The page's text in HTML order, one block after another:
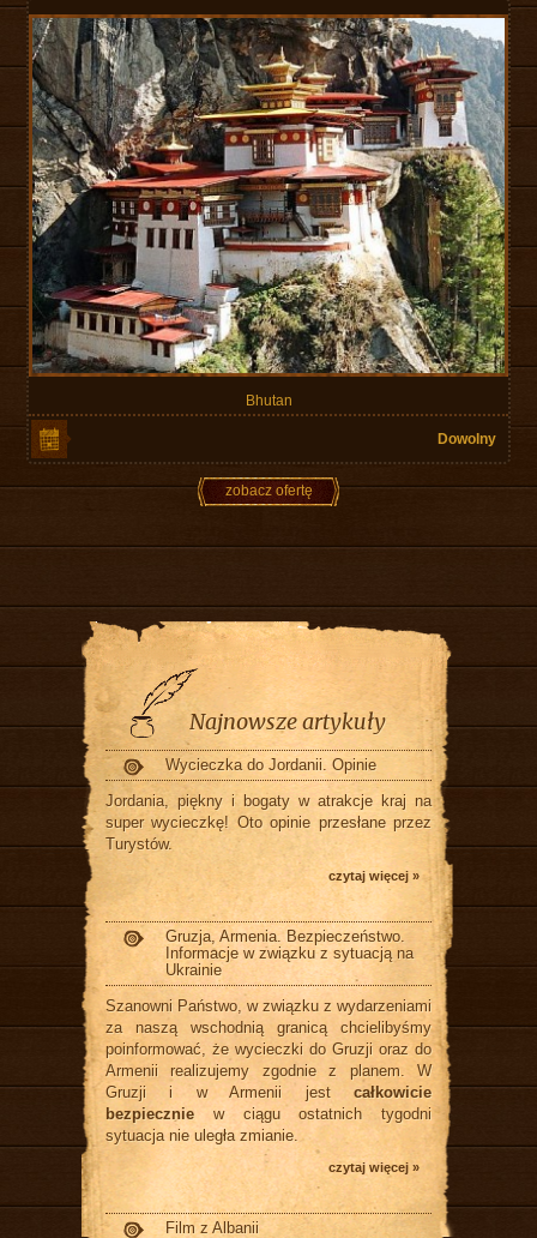
Bhutan
Dowolny
zobacz ofertę
Najnowsze artykuły
Wycieczka do Jordanii. Opinie
Jordania, piękny i bogaty w atrakcje kraj na
super wycieczkę! Oto opinie przesłane przez
Turystów.
czytaj więcej »
Gruzja, Armenia. Bezpieczeństwo.
Informacje w związku z sytuacją na
Ukrainie
Szanowni Państwo, w związku z wydarzeniami
za naszą wschodnią granicą chcielibyśmy
poinformować, że wycieczki do Gruzji oraz do
Armenii realizujemy zgodnie z planem. W
Gruzji i w Armenii jest całkowicie
bezpiecznie w ciągu ostatnich tygodni
sytuacja nie uległa zmianie.
czytaj więcej »
Film z Albanii